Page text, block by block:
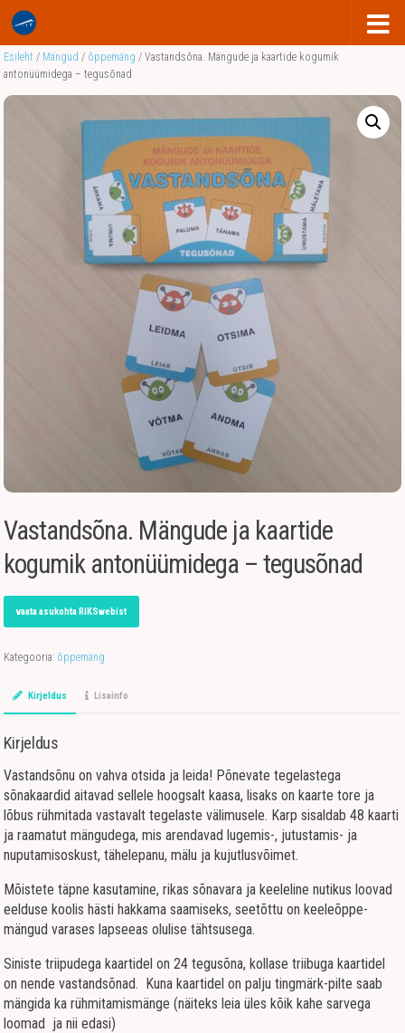
Esileht / Mängud / õppemäng / Vastandsõna. Mängude ja kaartide kogumik
antonüümidega – tegusõnad
Vastandsõna. Mängude ja kaartide
kogumik antonüümidega – tegusõnad
vaata asukohta RIKSwebist
Kategooria: õppemäng
Kirjeldus Lisainfo
Kirjeldus
Vastandsõnu on vahva otsida ja leida! Põnevate tegelastega
sõnakaardid aitavad sellele hoogsalt kaasa, lisaks on kaarte tore ja
lõbus rühmitada vastavalt tegelaste välimusele. Karp sisaldab 48 kaarti
ja raamatut mängudega, mis arendavad lugemis-, jutustamis- ja
nuputamisoskust, tähelepanu, mälu ja kujutlusvõimet.
Mõistete täpne kasutamine, rikas sõnavara ja keeleline nutikus loovad
eelduse koolis hästi hakkama saamiseks, seetõttu on keeleõppe-
mängud varases lapseeas olulise tähtsusega.
Siniste triipudega kaartidel on 24 tegusõna, kollase triibuga kaartidel
on nende vastandsõnad. Kuna kaartidel on palju tingmärk-pilte saab
mängida ka rühmitamismänge (näiteks leia üles kõik kahe sarvega
loomad ja nii edasi)